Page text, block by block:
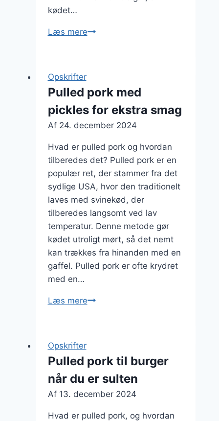
kødet…
Læs merePulled
middagsselskab
Opskrifter
Pulled pork med
pickles for ekstra smag
Af 24. december 2024
Hvad er pulled pork og hvordan
tilberedes det? Pulled pork er en
populær ret, der stammer fra det
sydlige USA, hvor den traditionelt
laves med svinekød, der
tilberedes langsomt ved lav
temperatur. Denne metode gør
kødet utroligt mørt, så det nemt
kan trækkes fra hinanden med en
gaffel. Pulled pork er ofte krydret
med en…
Læs merePulled
ekstra
smag
Opskrifter
Pulled pork til burger
når du er sulten
Af 13. december 2024
Hvad er pulled pork, og hvordan